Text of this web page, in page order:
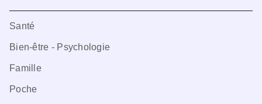
Santé
Bien-être - Psychologie
Famille
Poche